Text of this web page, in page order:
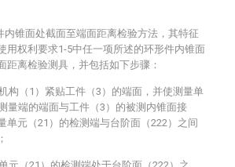
内锥面处截面至端面距离检验方法，其特征
用权利要求1-5中任一项所述的环形件内锥面
距离检验测具，并包括如下步骤：
构（1）紧贴工件（3）的端面，并使测量单
量端的端面与工件（3）的被测内锥面接
单元（21）的检测端与台阶面（222）之间